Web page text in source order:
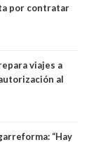
por contratar
47 kilos de
viajes a
al
“Hay